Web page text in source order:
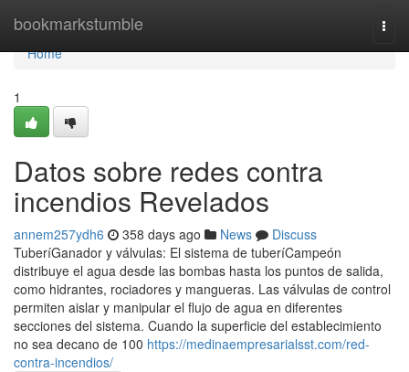
bookmarkstumble
Home
Home
1
Datos sobre redes contra
incendios Revelados
annem257ydh6 358 days ago News
Discuss
TuberíGanador y válvulas: El sistema de tuberíCampeón
distribuye el agua desde las bombas hasta los puntos de salida,
como hidrantes, rociadores y mangueras. Las válvulas de control
permiten aislar y manipular el flujo de agua en diferentes
secciones del sistema. Cuando la superficie del establecimiento
no sea decano de 100 https://medinaempresarialsst.com/red-
contra-incendios/